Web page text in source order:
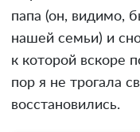
папа (он, видимо,
нашей семьи) и
к которой вскоре
пор я не трогала
восстановились.